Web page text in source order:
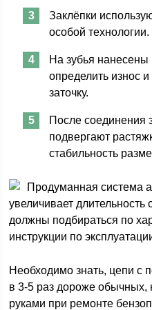
Заклёпки
особой технологии.
На зубья
определить износ
заточку.
После соединения
подвергают
стабильность
Продуманная система
увеличивает
должны подбираться по
инструкции по
Необходимо знать, цепи с
в 3-5 раз дороже обычных,
руками при ремонте